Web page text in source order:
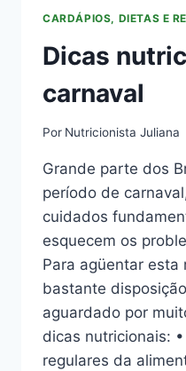
CARDÁPIOS, DIETAS E
Dicas
carnaval
Por Nutricionista Juliana
Grande parte dos
período de
cuidados
esquecem os
Para agüentar esta
bastante
aguardado por
dicas nutricionais:
regulares da